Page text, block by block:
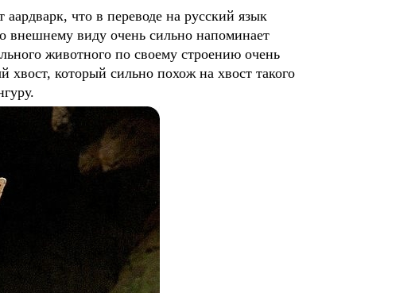
что в переводе на русский язык
внешнему виду очень сильно напоминает
животного по своему строению очень
который сильно похож на хвост такого